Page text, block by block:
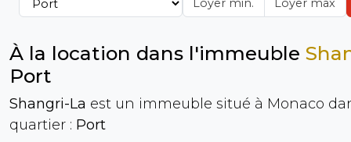
À la location dans l'immeuble
Port
Shangri-La est un immeuble situé à Monaco
quartier : Port